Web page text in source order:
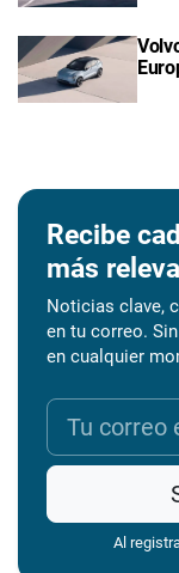
Recibe
más
Noticias clave,
en tu correo.
en cualquier
Al